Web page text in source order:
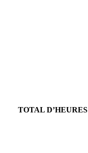
TOTAL D’HEURES